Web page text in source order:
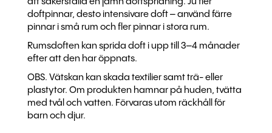
doftpinnar, desto intensivare doft – använd färre
pinnar i små rum och fler pinnar i stora rum.
Rumsdoften kan sprida doft i upp till 3–4 månader
efter att den har öppnats.
OBS. Vätskan kan skada textilier samt trä- eller
plastytor. Om produkten hamnar på huden, tvätta
med tvål och vatten. Förvaras utom räckhåll för
barn och djur.